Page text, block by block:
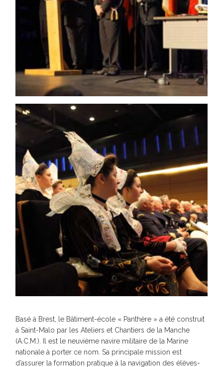
Basé à Brest, le Bâtiment-école « Panthère » a été construit
à Saint-Malo par les Ateliers et Chantiers de la Manche
(A.C.M.). Il est le neuvième navire militaire de la Marine
nationale à porter ce nom. Sa principale mission est
d’assurer la formation pratique à la navigation des élèves-